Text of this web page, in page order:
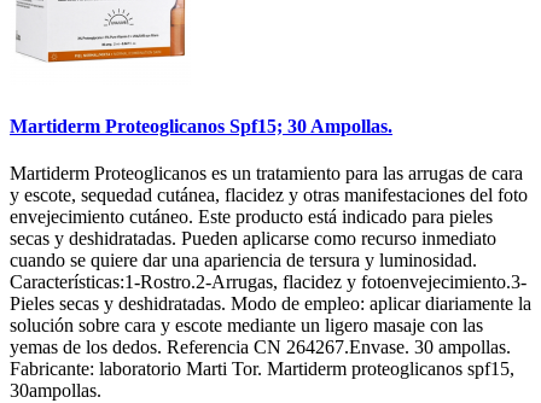
Martiderm Proteoglicanos Spf15; 30 Ampollas.
Martiderm Proteoglicanos es un tratamiento para las arrugas de cara
y escote, sequedad cutánea, flacidez y otras manifestaciones del foto
envejecimiento cutáneo. Este producto está indicado para pieles
secas y deshidratadas. Pueden aplicarse como recurso inmediato
cuando se quiere dar una apariencia de tersura y luminosidad.
Características:1-Rostro.2-Arrugas, flacidez y fotoenvejecimiento.3-
Pieles secas y deshidratadas. Modo de empleo: aplicar diariamente la
solución sobre cara y escote mediante un ligero masaje con las
yemas de los dedos. Referencia CN 264267.Envase. 30 ampollas.
Fabricante: laboratorio Marti Tor. Martiderm proteoglicanos spf15,
30ampollas.